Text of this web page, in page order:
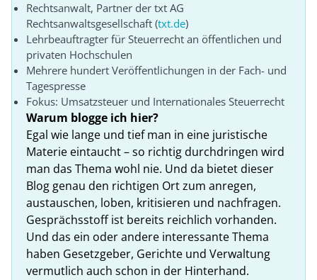
Rechtsanwalt, Partner der txt AG
Rechtsanwaltsgesellschaft (txt.de)
Lehrbeauftragter für Steuerrecht an öffentlichen und
privaten Hochschulen
Mehrere hundert Veröffentlichungen in der Fach- und
Tagespresse
Fokus: Umsatzsteuer und Internationales Steuerrecht
Warum blogge ich hier?
Egal wie lange und tief man in eine juristische
Materie eintaucht – so richtig durchdringen wird
man das Thema wohl nie. Und da bietet dieser
Blog genau den richtigen Ort zum anregen,
austauschen, loben, kritisieren und nachfragen.
Gesprächsstoff ist bereits reichlich vorhanden.
Und das ein oder andere interessante Thema
haben Gesetzgeber, Gerichte und Verwaltung
vermutlich auch schon in der Hinterhand.